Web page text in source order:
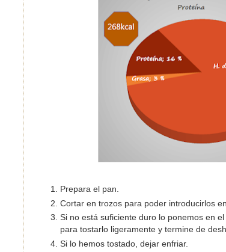
Prepara el pan.
Cortar en trozos para poder introducirlos
Si no está suficiente duro lo ponemos en
para tostarlo ligeramente y termine de
Si lo hemos tostado, dejar enfriar.